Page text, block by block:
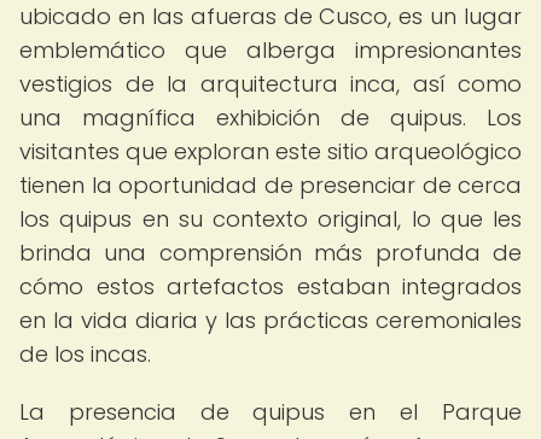
ubicado en las afueras de Cusco, es un lugar
emblemático que alberga impresionantes
vestigios de la arquitectura inca, así como
una magnífica exhibición de quipus. Los
visitantes que exploran este sitio arqueológico
tienen la oportunidad de presenciar de cerca
los quipus en su contexto original, lo que les
brinda una comprensión más profunda de
cómo estos artefactos estaban integrados
en la vida diaria y las prácticas ceremoniales
de los incas.
La presencia de quipus en el Parque